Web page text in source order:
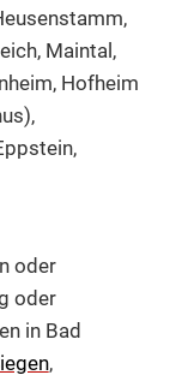
Maintal,
Hofheim
oder
oder
in Bad
,